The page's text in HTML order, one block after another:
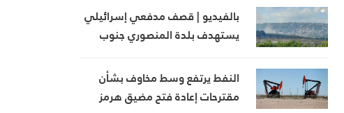
بالفيديو | قصف مدفعي إسرائيلي
يستهدف بلدة المنصوري جنوب
النفط يرتفع وسط مخاوف بشأن
مقترحات إعادة فتح مضيق هرمز